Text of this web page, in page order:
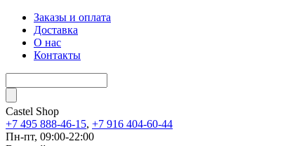
Заказы и оплата
Доставка
О нас
Контакты
Castel Shop
+7 495 888-46-15, +7 916 404-60-44
Пн-пт, 09:00-22:00